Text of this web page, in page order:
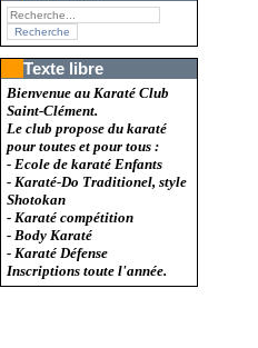
Texte libre
Bienvenue au Karaté Club
Saint-Clément.
Le club propose du karaté
pour toutes et pour tous :
- Ecole de karaté Enfants
- Karaté-Do Traditionel, style
Shotokan
- Karaté compétition
- Body Karaté
- Karaté Défense
Inscriptions toute l'année.